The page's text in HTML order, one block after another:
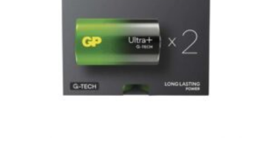
STREAMLIGHT TLR-8X